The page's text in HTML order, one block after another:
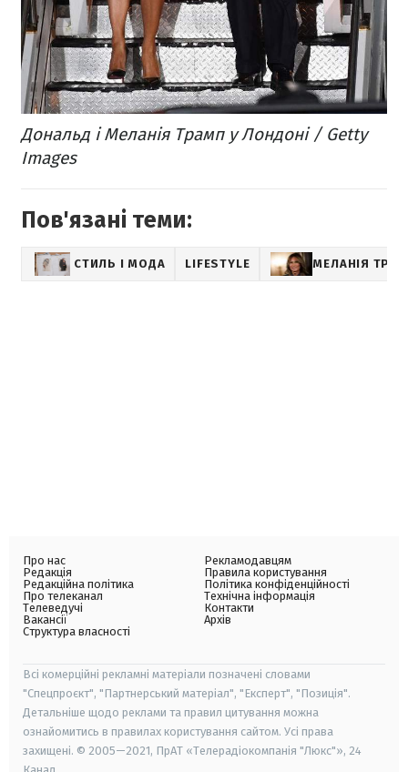
Дональд і Меланія Трамп у Лондоні / Getty
Images
Пов'язані теми:
СТИЛЬ І МОДА LIFESTYLE МЕЛАНІЯ
Про нас
Редакція
Редакційна політика
Про телеканал
Телеведучі
Вакансії
Структура власності
Рекламодавцям
Правила користування
Політика конфіденційності
Технічна інформація
Контакти
Архів
Всі комерційні рекламні матеріали позначені словами
"Спецпроєкт", "Партнерський матеріал", "Експерт", "Позиція".
Детальніше щодо реклами та правил цитування можна
ознайомитись в правилах користування сайтом. Усі права
захищені. © 2005—2021, ПрАТ «Телерадіокомпанія "Люкс"», 24